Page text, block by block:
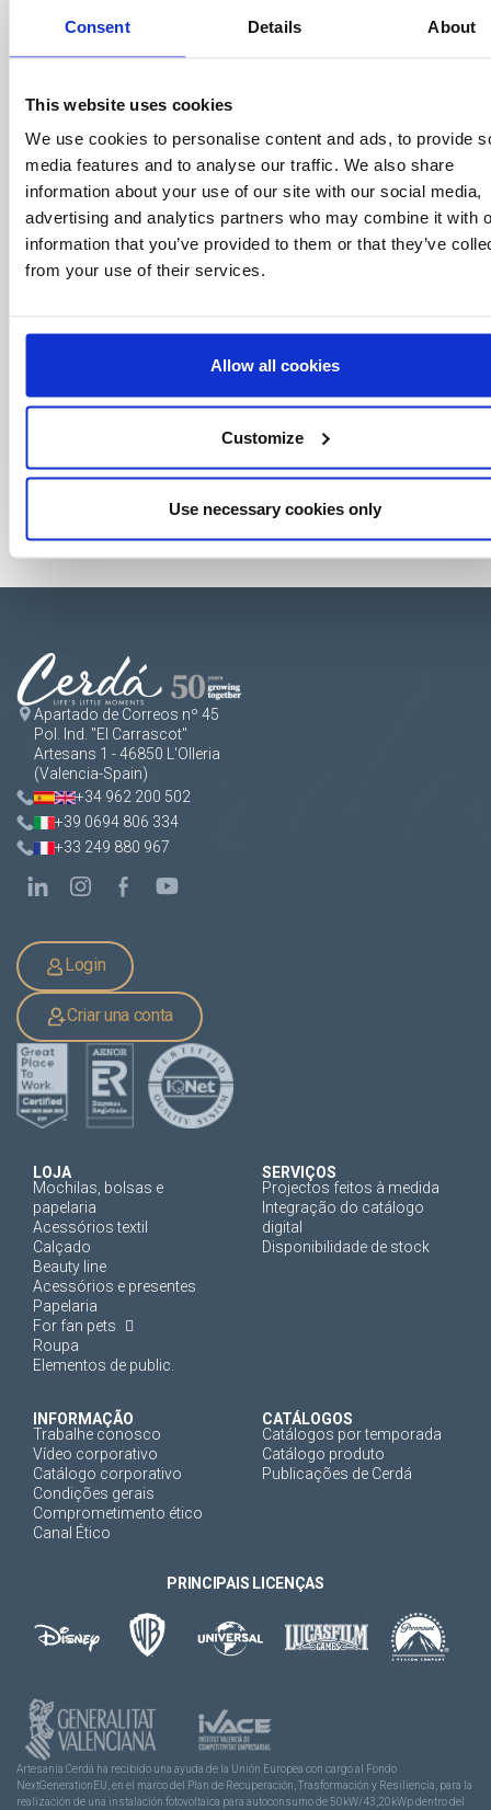
Consent Details About
This website uses cookies
We use cookies to personalise content and ads, to provide
media features and to analyse our traffic. We also share
information about your use of our site with our social media,
advertising and analytics partners who may combine it with
information that you’ve provided to them or that they’ve
from your use of their services.
Allow all cookies
Customize
Use necessary cookies only
Seja o primeiro a
Ofertas especiais, eventos e notícias do
mundo do licenciamento, tudo com um clique
de um botão.
Apartado de Correos nº 45
Pol. Ind. "El Carrascot"
Artesans 1 - 46850 L'Olleria
(Valencia-Spain)
+34 962 200 502
+39 0694 806 334
+33 249 880 967
Login
Criar una conta
LOJA
Mochilas, bolsas e
papelaria
Acessórios textil
Calçado
Beauty line
Acessórios e presentes
Papelaria
For fan pets
Roupa
Elementos de public.
SERVIÇOS
Projectos feitos à medida
Integração do catálogo
digital
Disponibilidade de stock
INFORMAÇÃO
Trabalhe conosco
Vídeo corporativo
Catálogo corporativo
Condições gerais
Comprometimento ético
Canal Ético
CATÁLOGOS
Catálogos por temporada
Catálogo produto
Publicações de Cerdá
PRINCIPAIS LICENÇAS
Artesanía Cerdá ha recibido una ayuda de la Unión Europea con cargo al Fondo
NextGenerationEU, en el marco del Plan de Recuperación, Trasformación y Resiliencia, para la
realización de una instalación fotovoltaica para autoconsumo de 50kW/43,20kWp dentro del